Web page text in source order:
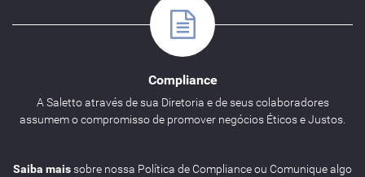
Compliance
A Saletto através de sua Diretoria e de seus colaboradores
assumem o compromisso de promover negócios Éticos e Justos.
Saiba maissobre nossa Política de Compliance ou Comunique algo